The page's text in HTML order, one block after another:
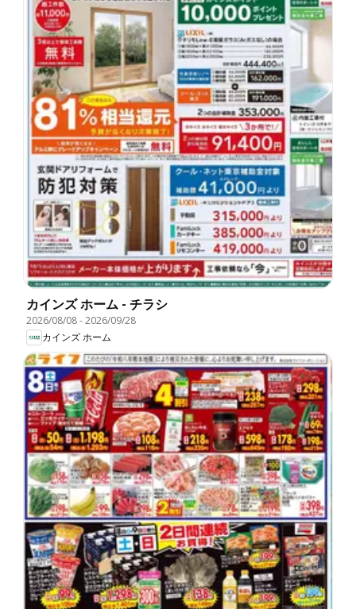
カインズ ホーム - チラシ
2026/08/08-2026/09/28
カインズ ホーム